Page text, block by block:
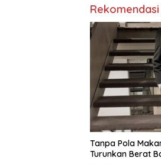
Tanpa Pola
Turunkan Berat